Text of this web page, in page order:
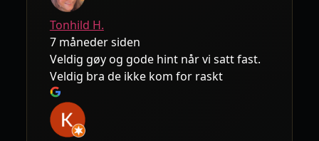
Tonhild H.
7 måneder siden
Veldig gøy og gode hint når vi satt fast.
Veldig bra de ikke kom for raskt